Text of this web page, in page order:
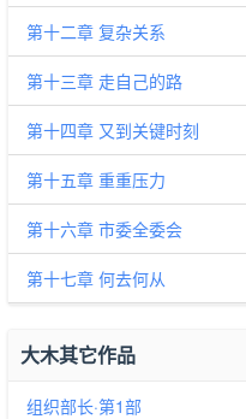
第十二章 复杂关系
第十三章 走自己的路
第十四章 又到关键时刻
第十五章 重重压力
第十六章 市委全委会
第十七章 何去何从
大木其它作品
组织部长·第1部